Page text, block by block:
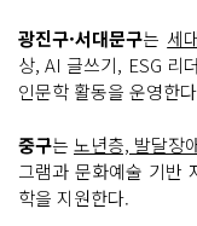
광진구·서대문구는 세
상, AI 글쓰기, ESG 리
인문학 활동을 운영한
중구는 노년층, 발달장
그램과 문화예술 기반
학을 지원한다.